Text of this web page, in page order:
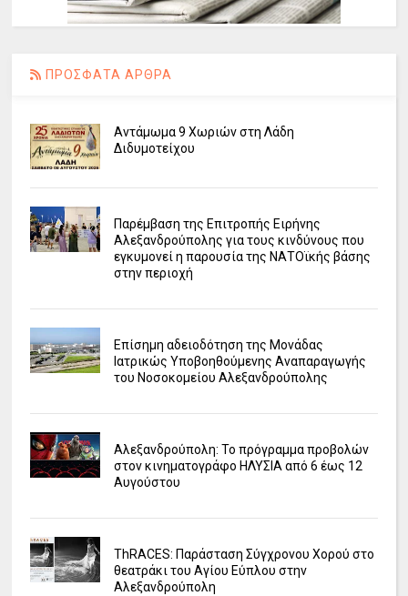
ΠΡΟΣΦΑΤΑ ΑΡΘΡΑ
Αντάμωμα 9 Χωριών στη Λάδη
Διδυμοτείχου
Παρέμβαση της Επιτροπής Ειρήνης
Αλεξανδρούπολης για τους κινδύνους που
εγκυμονεί η παρουσία της ΝΑΤΟϊκής βάσης
στην περιοχή
Επίσημη αδειοδότηση της Μονάδας
Ιατρικώς Υποβοηθούμενης Αναπαραγωγής
του Νοσοκομείου Αλεξανδρούπολης
Αλεξανδρούπολη: Το πρόγραμμα προβολών
στον κινηματογράφο ΗΛΥΣΙΑ από 6 έως 12
Αυγούστου
ΤhRACES: Παράσταση Σύγχρονου Χορού στο
θεατράκι του Αγίου Εύπλου στην
Αλεξανδρούπολη